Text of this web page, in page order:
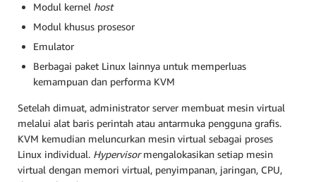
Modul kernel host
Modul khusus prosesor
Emulator
Berbagai paket Linux lainnya untuk memperluas
kemampuan dan performa KVM
Setelah dimuat, administrator server membuat mesin virtual
melalui alat baris perintah atau antarmuka pengguna grafis.
KVM kemudian meluncurkan mesin virtual sebagai proses
Linux individual. Hypervisormengalokasikan setiap mesin
virtual dengan memori virtual, penyimpanan, jaringan, CPU,